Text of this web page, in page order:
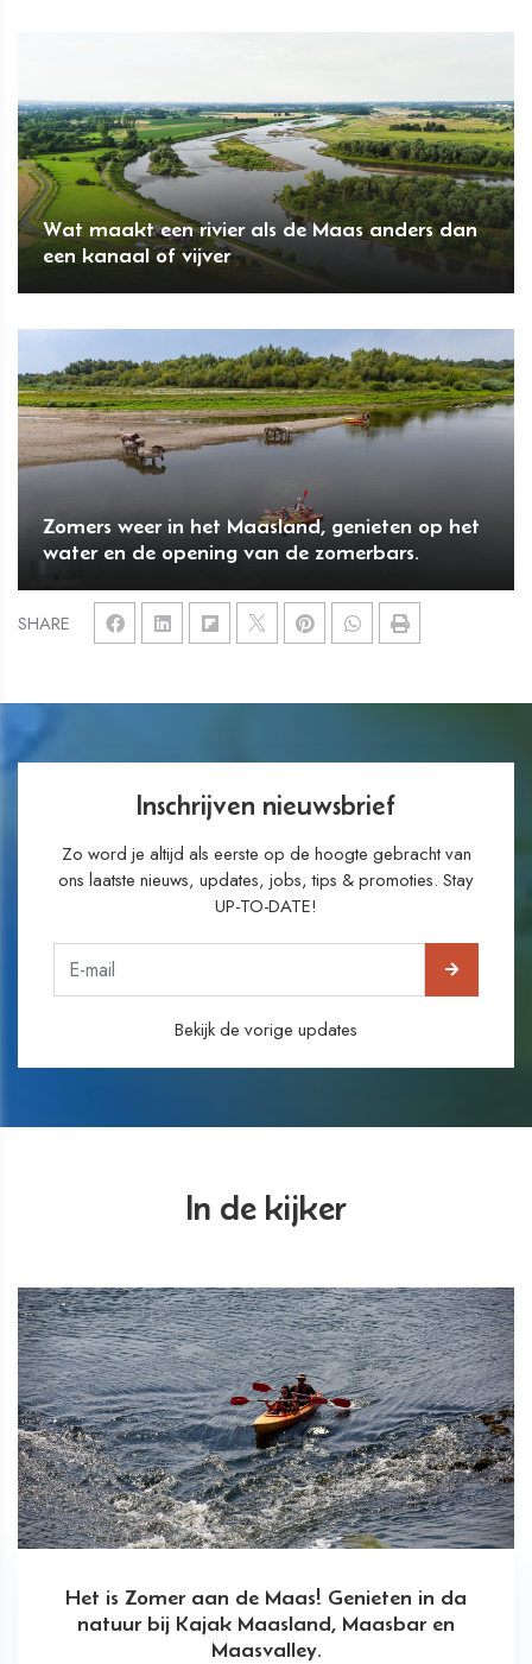
SHARE
Wat maakt een rivier als de Maas anders dan
een kanaal of vijver
Zomers weer in het Maasland, genieten op het
water en de opening van de zomerbars.
Inschrijven nieuwsbrief
Zo word je altijd als eerste op de hoogte gebracht van
ons laatste nieuws, updates, jobs, tips & promoties. Stay
UP-TO-DATE!
Bekijk de vorige updates
In de kijker
Het is Zomer aan de Maas! Genieten in da
natuur bij Kajak Maasland, Maasbar en
Maasvalley.